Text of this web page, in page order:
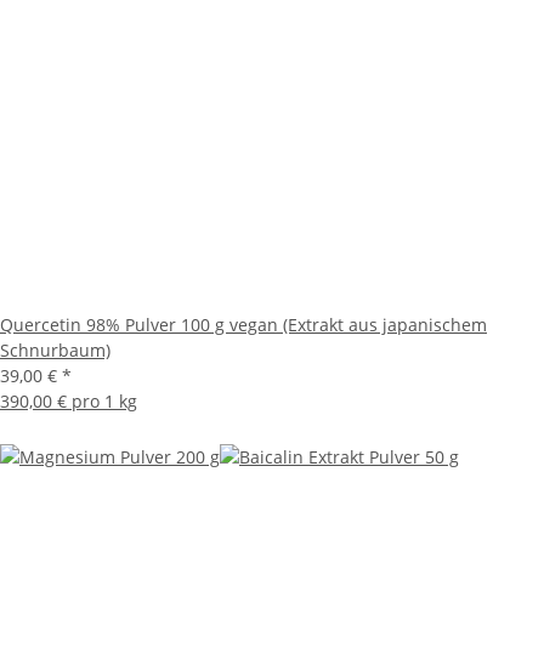
Quercetin 98% Pulver 100 g vegan (Extrakt aus japanischem
Schnurbaum)
39,00 € *
390,00 € pro 1 kg